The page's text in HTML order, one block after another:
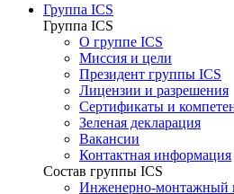
Группа ICS
Группа ICS
О группе ICS
Миссия и цели
Президент группы ICS
Лицензии и разрешения
Сертификаты и
Зеленая декларация
Вакансии
Контактная информация
Состав группы ICS
Инженерно-монтажный